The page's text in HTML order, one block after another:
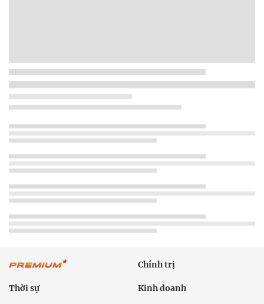
Chính trị
Thời sự Kinh doanh